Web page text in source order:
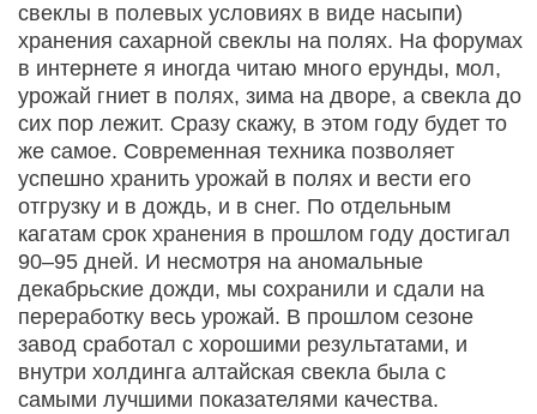
свеклы в полевых условиях в виде насыпи)
хранения сахарной свеклы на полях. На форумах
в интернете я иногда читаю много ерунды, мол,
урожай гниет в полях, зима на дворе, а свекла до
сих пор лежит. Сразу скажу, в этом году будет то
же самое. Современная техника позволяет
успешно хранить урожай в полях и вести его
отгрузку и в дождь, и в снег. По отдельным
кагатам срок хранения в прошлом году достигал
90–95 дней. И несмотря на аномальные
декабрьские дожди, мы сохранили и сдали на
переработку весь урожай. В прошлом сезоне
завод сработал с хорошими результатами, и
внутри холдинга алтайская свекла была с
самыми лучшими показателями качества.